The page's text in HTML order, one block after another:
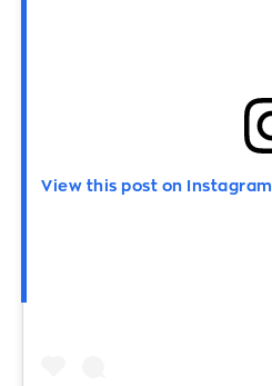
View this post on Instagram